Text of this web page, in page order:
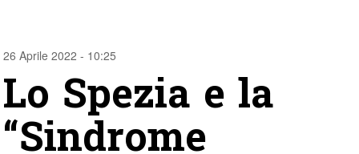
26 Aprile 2022 - 10:25
Lo Spezia e la
“Sindrome